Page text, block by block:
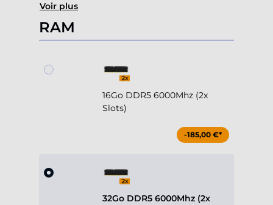
Voir plus
RAM
16Go DDR5 6000Mhz (2x
Slots)
-185,00 €*
32Go DDR5 6000Mhz (2x